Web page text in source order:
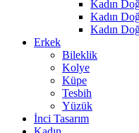
Kadın
Kadın
Kadın
Erkek
Bileklik
Kolye
Küpe
Tesbih
Yüzük
İnci Tasarım